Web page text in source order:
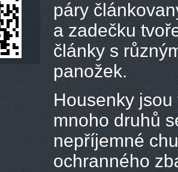
páry
a zadečku
články s
panožek.
Housenky
mnoho druhů
nepříjemné
ochranného